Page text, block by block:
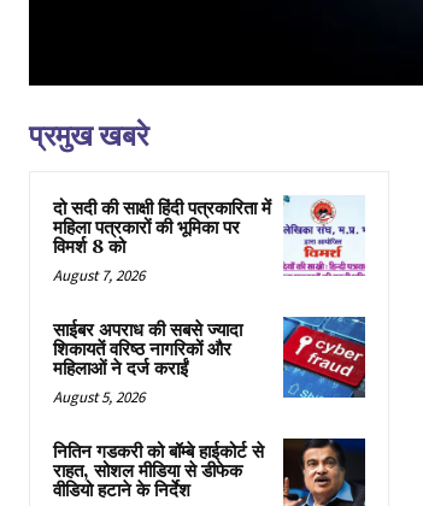
प्रमुख खबरे
दो सदी की साक्षी हिंदी पत्रकारिता में
महिला पत्रकारों की भूमिका पर
विमर्श 8 को
August 7, 2026
साईबर अपराध की सबसे ज्यादा
शिकायतें वरिष्ठ नागरिकों और
महिलाओं ने दर्ज कराईं
August 5, 2026
नितिन गडकरी को बॉम्बे हाईकोर्ट से
राहत, सोशल मीडिया से डीफेक
वीडियो हटाने के निर्देश